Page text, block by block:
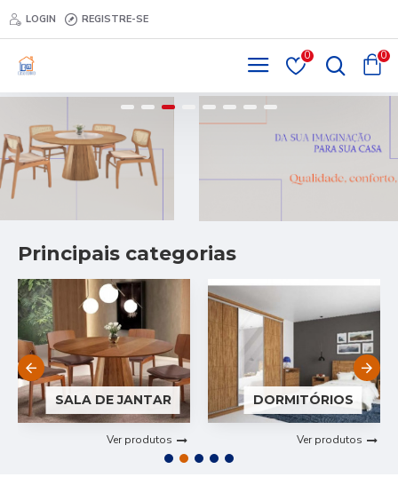
LOGIN REGISTRE-SE
0 0
Principais categorias
SALA DE JANTAR
Ver produtos
DORMITÓRIOS
Ver produtos